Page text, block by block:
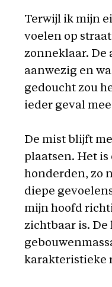
Terwijl ik mijn
voelen op
zonneklaar. De
aanwezig en
gedoucht zou
ieder geval
De mist blijft
plaatsen. Het
honderden, zo
diepe
mijn hoofd
zichtbaar is. De
karakteristieke